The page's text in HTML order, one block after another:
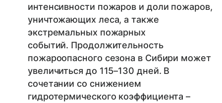
интенсивности пожаров и доли пожаров,
уничтожающих леса, а также
экстремальных пожарных
событий. Продолжительность
пожароопасного сезона в Сибири может
увеличиться до 115–130 дней. В
сочетании со снижением
гидротермического коэффициента –